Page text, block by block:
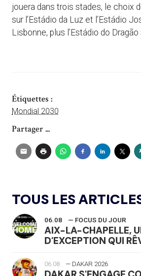
jouera dans trois stades, le choix
sur l’Estádio da Luz et l’Estádio
Lisbonne, plus l’Estádio do Dragão
Étiquettes :
Mondial 2030
Partager ...
TOUS LES
06.08 — FOCUS DU JOUR
AIX-LA-CHAPELLE,
D'EXCEPTION QUI
06.08 — DAKAR 2026